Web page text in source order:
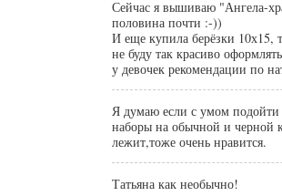
Сейчас я вышиваю "Ангела-
половина почти :-))
И еще купила берёзки 10х15,
не буду так красиво
у девочек рекомендации по
Я думаю если с умом
наборы на обычной и черной
лежит,тоже очень нравится.
Татьяна как необычно!